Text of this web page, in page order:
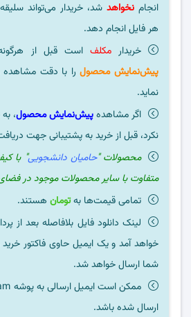
انجام نخواهد شد، خریدار می‌تواند
هر فایل انجام دهد.
خریدارمکلف است قبل از
پیش‌نمایش محصولرا با دقت مشاهده
نماید.
اگر مشاهدهپیش‌نمایش محصول،
نکرد، قبل از خرید به پشتیبانی جهت
محصولات "حامیان دانشجویی" با
متفاوت با سایر محصولات موجود در
تمامی قیمت‌ها بهتومان هستند.
لینک دانلود فایل بلافاصله بعد از
خواهد آمد و یک ایمیل حاوی فاکتور خرید
شما ارسال خواهد شد.
ارسال شده باشد.